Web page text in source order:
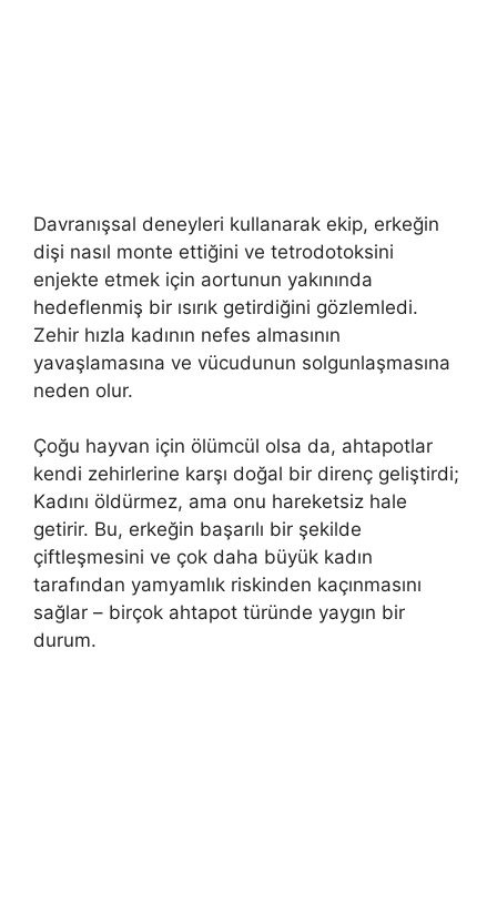
Davranışsal deneyleri kullanarak ekip, erkeğin
dişi nasıl monte ettiğini ve tetrodotoksini
enjekte etmek için aortunun yakınında
hedeflenmiş bir ısırık getirdiğini gözlemledi.
Zehir hızla kadının nefes almasının
yavaşlamasına ve vücudunun solgunlaşmasına
neden olur.
Çoğu hayvan için ölümcül olsa da, ahtapotlar
kendi zehirlerine karşı doğal bir direnç geliştirdi;
Kadını öldürmez, ama onu hareketsiz hale
getirir. Bu, erkeğin başarılı bir şekilde
çiftleşmesini ve çok daha büyük kadın
tarafından yamyamlık riskinden kaçınmasını
sağlar – birçok ahtapot türünde yaygın bir
durum.